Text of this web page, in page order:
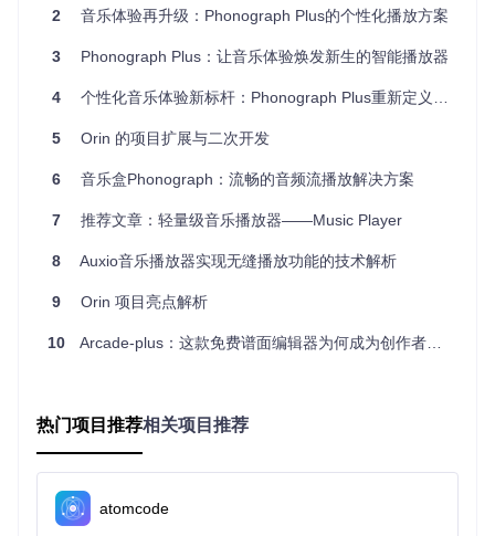
内置的自动夜间模式会根据环境光线智能切换界面亮度与配色
方案，有效减轻夜间使用时的视觉疲劳。对于Android T及以
上系统，应用特别优化了通知栏图标质量，确保在各种设备上
都能呈现清晰美观的视觉效果。
图2：应用默认专辑封面设计，采用简约黑胶唱片风格
针对Android 11及以上系统的分区存储机制，应用进行了专门
内置倍数播放功能满足用户变速聆听需求，无论是学习外语还
让音乐欣赏与歌词学习同步进行，增强沉浸式体验。
提供完整的数据库和设置备份功能，用户可以随时导出个人配
使用场景实践：从日常到专业的全方位覆盖
2 音乐体验再升级：Phonograph Plus的个性化播放方案
3 Phonograph Plus：让音乐体验焕发新生的智能播放器
4 个性化音乐体验新标杆：Phonograph Plus重新定义开源音乐播放器
5 Orin 的项目扩展与二次开发
6 音乐盒Phonograph：流畅的音频流播放解决方案
7 推荐文章：轻量级音乐播放器——Music Player
8 Auxio音乐播放器实现无缝播放功能的技术解析
9 Orin 项目亮点解析
10 Arcade-plus：这款免费谱面编辑器为何成为创作者首选？
热门项目推荐相关项目推荐
atomcode